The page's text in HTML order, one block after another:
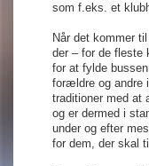
som f.eks. et
Når det kommer
der – for de fleste
for at fylde
forældre og andre
traditioner med at
og er dermed i
under og efter
for dem, der skal